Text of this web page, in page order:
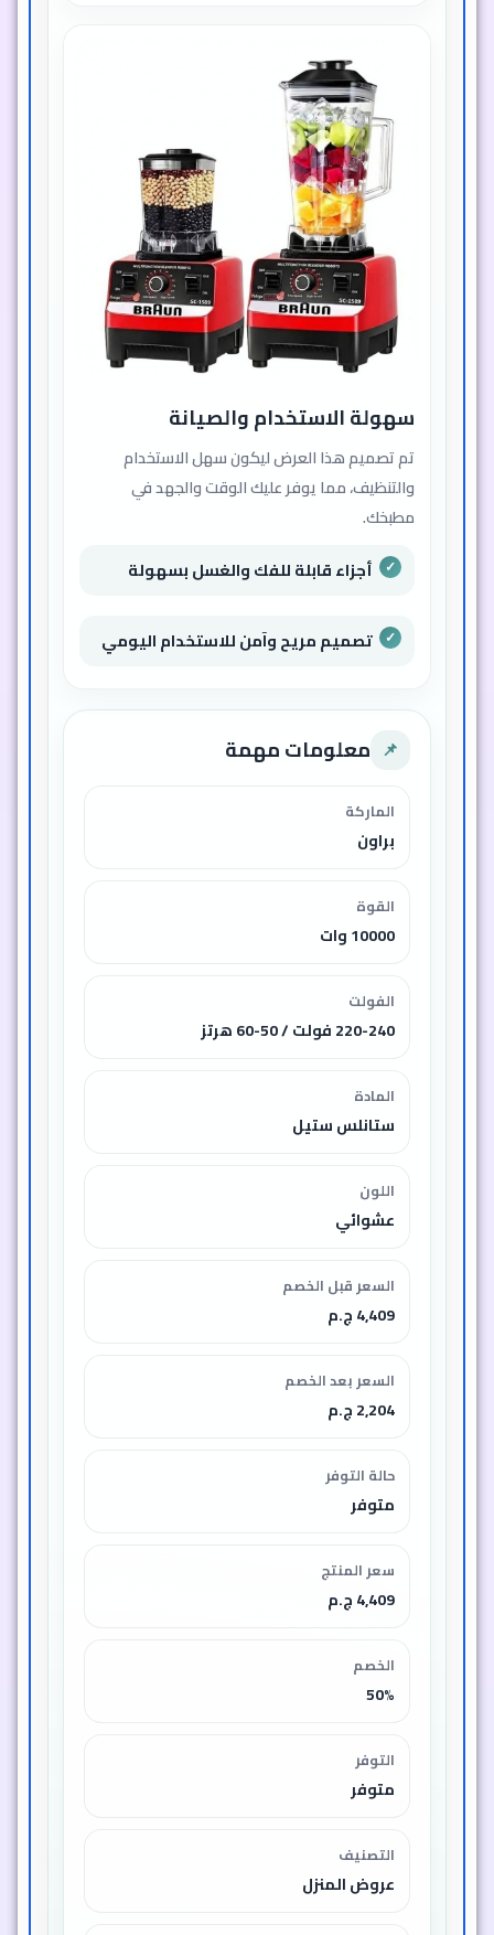
سهولة الاستخدام والصيانة
تم تصميم هذا العرض ليكون سهل الاستخدام
والتنظيف، مما يوفر عليك الوقت والجهد في
مطبخك.
أجزاء قابلة للفك والغسل بسهولة
تصميم مريح وآمن للاستخدام اليومي
📌 معلومات مهمة
الماركة
براون
القوة
10000 وات
الفولت
220-240 فولت / 50-60 هرتز
المادة
ستانلس ستيل
اللون
عشوائي
السعر قبل الخصم
4,409 ج.م
السعر بعد الخصم
2,204 ج.م
حالة التوفر
متوفر
سعر المنتج
4,409 ج.م
الخصم
50%
التوفر
متوفر
التصنيف
عروض المنزل